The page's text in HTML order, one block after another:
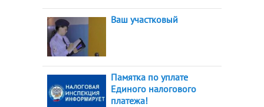
Ваш участковый
Памятка по уплате
Единого налогового
платежа!